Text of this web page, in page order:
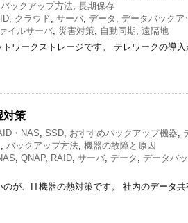
バックアップ方法, 長期保存
, クラウド, サーバ, データ , データバックア
イルサーバ, 災害対策, 自動同期, 遠隔地
ワークストレージです。 テレワークの導
対策
・NAS, SSD, おすすめバックアップ機器,
, バックアップ方法, 機器の故障と原因
, QNAP, RAID, サーバ, データ , データバ
が、IT機器の熱対策です。 社内のデータ